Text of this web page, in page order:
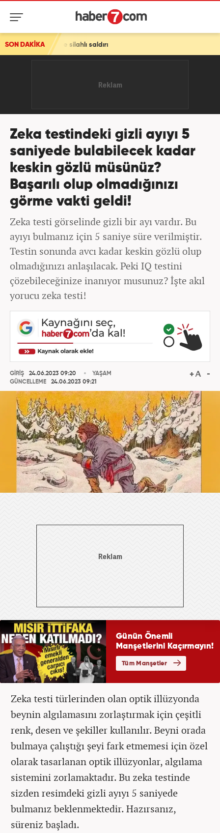
SON DAKİKA
saldırı
Zeka testindeki gizli ayıyı 5
saniyede bulabilecek kadar
keskin gözlü müsünüz?
Başarılı olup olmadığınızı
görme vakti geldi!
Zeka testi görselinde gizli bir ayı vardır. Bu
ayıyı bulmanız için 5 saniye süre verilmiştir.
Testin sonunda avcı kadar keskin gözlü olup
olmadığınızı anlaşılacak. Peki IQ testini
çözebileceğinize inanıyor musunuz? İşte akıl
yorucu zeka testi!
GİRİŞ
24.06.2023 09:20
GÜNCELLEME
24.06.2023 09:21
YAŞAM
Zeka testi türlerinden olan optik illüzyonda
beynin algılamasını zorlaştırmak için çeşitli
renk, desen ve şekiller kullanılır. Beyni orada
bulmaya çalıştığı şeyi fark etmemesi için özel
olarak tasarlanan optik illüzyonlar, algılama
sistemini zorlamaktadır. Bu zeka testinde
sizden resimdeki gizli ayıyı 5 saniyede
bulmanız beklenmektedir. Hazırsanız,
süreniz başladı.